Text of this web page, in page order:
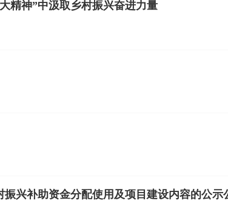
精神”中汲取乡村振兴奋进力量
振兴补助资金分配使用及项目建设内容的公示